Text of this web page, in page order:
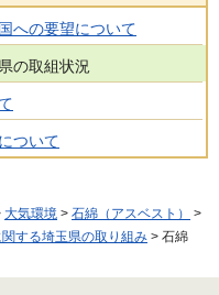
への要望について
の取組状況
ついて
大気環境 > 石綿（アスベスト）
>
する埼玉県の取り組み > 石綿